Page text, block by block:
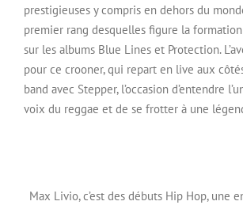
prestigieuses y compris en dehors du
premier rang desquelles figure la
sur les albums Blue Lines et Protection.
pour ce crooner, qui repart en live aux
band avec Stepper, l’occasion d’entendre
voix du reggae et de se frotter à une
Max Livio, c’est des débuts Hip Hop, une